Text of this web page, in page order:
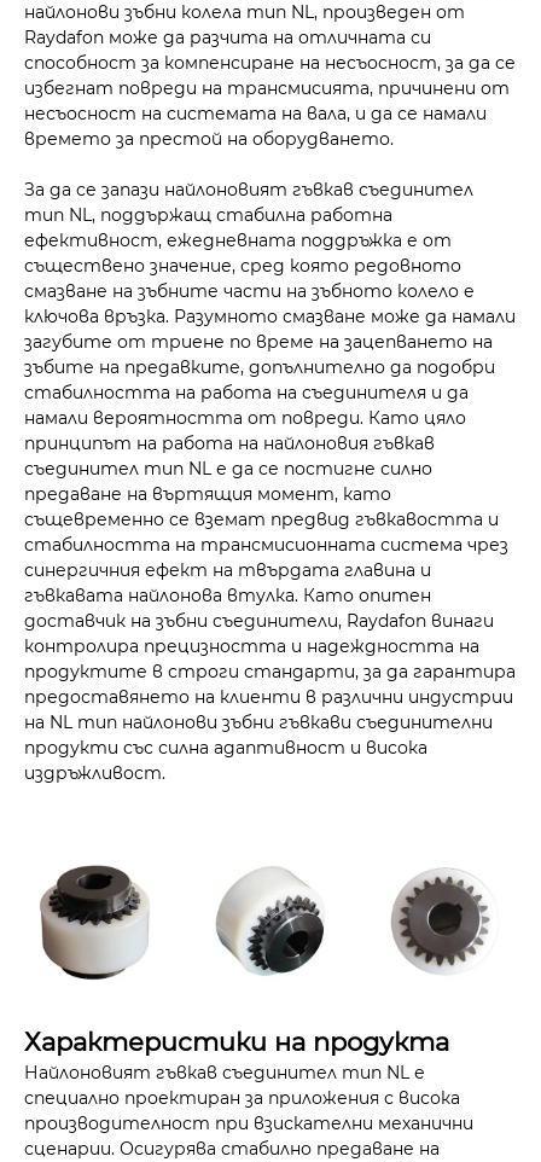
найлонови зъбни колела тип NL, произведен от
Raydafon може да разчита на отличната си
способност за компенсиране на несъосност, за да се
избегнат повреди на трансмисията, причинени от
несъосност на системата на вала, и да се намали
времето за престой на оборудването.
За да се запази найлоновият гъвкав съединител
тип NL, поддържащ стабилна работна
ефективност, ежедневната поддръжка е от
съществено значение, сред която редовното
смазване на зъбните части на зъбното колело е
ключова връзка. Разумното смазване може да намали
загубите от триене по време на зацепването на
зъбите на предавките, допълнително да подобри
стабилността на работа на съединителя и да
намали вероятността от повреди. Като цяло
принципът на работа на найлоновия гъвкав
съединител тип NL е да се постигне силно
предаване на въртящия момент, като
същевременно се вземат предвид гъвкавостта и
стабилността на трансмисионната система чрез
синергичния ефект на твърдата главина и
гъвкавата найлонова втулка. Като опитен
доставчик на зъбни съединители, Raydafon винаги
контролира прецизността и надеждността на
продуктите в строги стандарти, за да гарантира
предоставянето на клиенти в различни индустрии
на NL тип найлонови зъбни гъвкави съединителни
продукти със силна адаптивност и висока
издръжливост.
Характеристики на продукта
Найлоновият гъвкав съединител тип NL е
специално проектиран за приложения с висока
производителност при взискателни механични
сценарии. Осигурява стабилно предаване на